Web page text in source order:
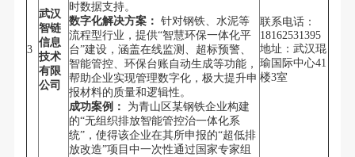
3
武汉
智链
信息
技术
有限
公司
时数据支持。
数字化解决方案： 针对钢铁、水泥等
流程型行业，提供“智慧环保一体化平
台”建设，涵盖在线监测、超标预警、
智能管控、环保台账自动生成等功能，
帮助企业实现管理数字化，极大提升申
报材料的质量和逻辑性。
成功案例：
为青山区某钢铁企业构建
的“无组织排放智能管控治一体化系
统”，使得该企业在其所申报的“超低排
放改造”项目中一次性通过国家专家组
联系电话：
18162531395
地址：武汉琨
瑜国际中心41
楼3室